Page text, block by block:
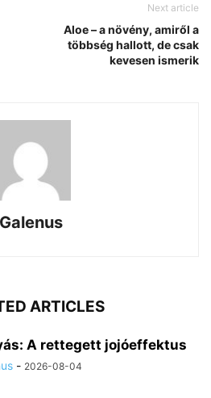
Next article
Aloe – a növény, amiről a
többség hallott, de csak
kevesen ismerik
Galenus
ARTICLES
A rettegett jojóeffektus
- 2026-08-04